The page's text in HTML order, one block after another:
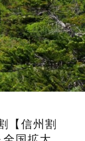
【信州割